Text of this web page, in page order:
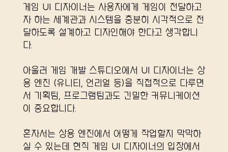
게임 UI 디자이너는 사용자에게 게임이 전달하고
자 하는 세계관과 시스템을 충분히 시각적으로 전
달하도록 설계하고 디자인해야 한다고 생각합니
다.
아울러 게임 개발 스튜디오에서 UI 디자이너는 상
용 엔진 (유니티, 언리얼 등)을 직접적으로 다루면
서 기획팀, 프로그램팀과도 긴밀한 커뮤니케이션
이 중요합니다.
혼자서는 상용 엔진에서 어떻게 작업할지 막막하
실 수 있는데 현직 게임 UI 디자이너의 입장에서